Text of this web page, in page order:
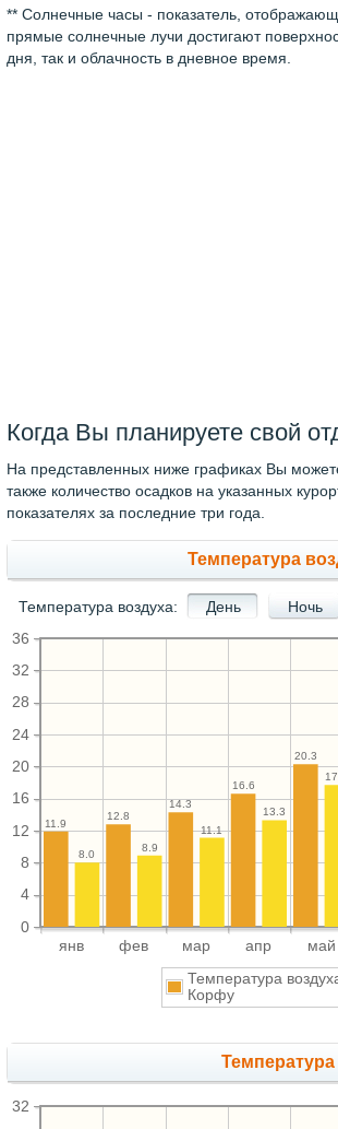
** Солнечные часы - показатель,
прямые солнечные лучи достигают
дня, так и облачность в дневное время.
Когда Вы планируете свой
На представленных ниже графиках Вы
также количество осадков на указанных
показателях за последние три года.
Температура
Температура воздуха: День Ночь
янв фев мар апр май
0
4
8
12
16
20
24
28
32
36
20.3
16.6
14.3
12.8
11.9
13.3
11.1
8.9
8.0
Температура
Корфу
32